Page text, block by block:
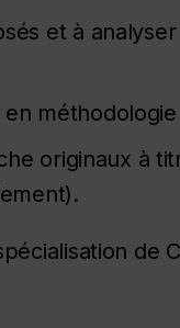
et à
originaux à
de